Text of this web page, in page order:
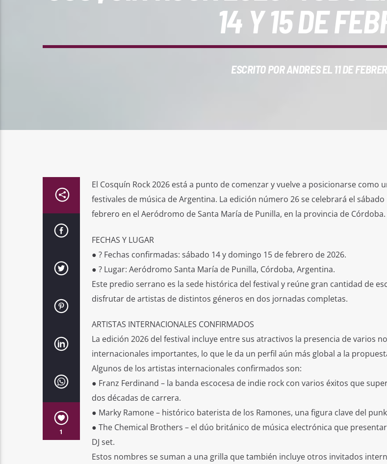
14 Y 15 DE
ESCRITO PORANDRESEL 11 DE
1
El Cosquín Rock 2026 está a punto de comenzar y vuelve a posicionarse como
festivales de música de Argentina. La edición número 26 se celebrará el
febrero en el Aeródromo de Santa María de Punilla, en la provincia de Córdoba.
FECHAS Y LUGAR
● ? Fechas confirmadas: sábado 14 y domingo 15 de febrero de 2026.
● ? Lugar: Aeródromo Santa María de Punilla, Córdoba, Argentina.
Este predio serrano es la sede histórica del festival y reúne gran cantidad de
disfrutar de artistas de distintos géneros en dos jornadas completas.
ARTISTAS INTERNACIONALES CONFIRMADOS
La edición 2026 del festival incluye entre sus atractivos la presencia de varios
internacionales importantes, lo que le da un perfil aún más global a la
Algunos de los artistas internacionales confirmados son:
● Franz Ferdinand – la banda escocesa de indie rock con varios éxitos que
dos décadas de carrera.
● Marky Ramone – histórico baterista de los Ramones, una figura clave del
● The Chemical Brothers – el dúo británico de música electrónica que
DJ set.
Estos nombres se suman a una grilla que también incluye otros invitados